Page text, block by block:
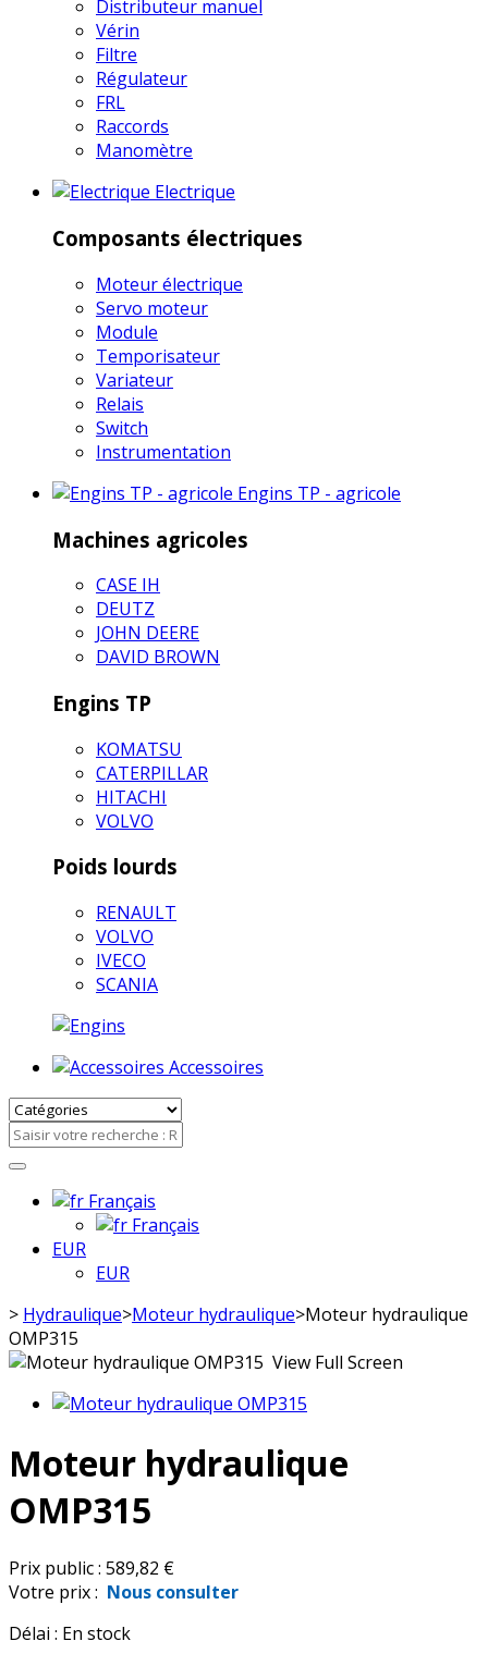
Distributeur manuel
Vérin
Filtre
Régulateur
FRL
Raccords
Manomètre
Electrique
Composants électriques
Moteur électrique
Servo moteur
Module
Temporisateur
Variateur
Relais
Switch
Instrumentation
Engins TP - agricole
Machines agricoles
CASE IH
DEUTZ
JOHN DEERE
DAVID BROWN
Engins TP
KOMATSU
CATERPILLAR
HITACHI
VOLVO
Poids lourds
RENAULT
VOLVO
IVECO
SCANIA
Accessoires
Français
Français
EUR
EUR
> Hydraulique>Moteur hydraulique>Moteur hydraulique
OMP315
View Full Screen
Moteur hydraulique
OMP315
Prix public : 589,82 €
Votre prix : Nous consulter
Délai : En stock